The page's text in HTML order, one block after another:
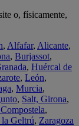
o, físicamente,
, Alfafar, Alicante,
, Burjassot,
, Huércal de
, León,
, Murcia,
, Salt, Girona,
,
Geltrú, Zaragoza